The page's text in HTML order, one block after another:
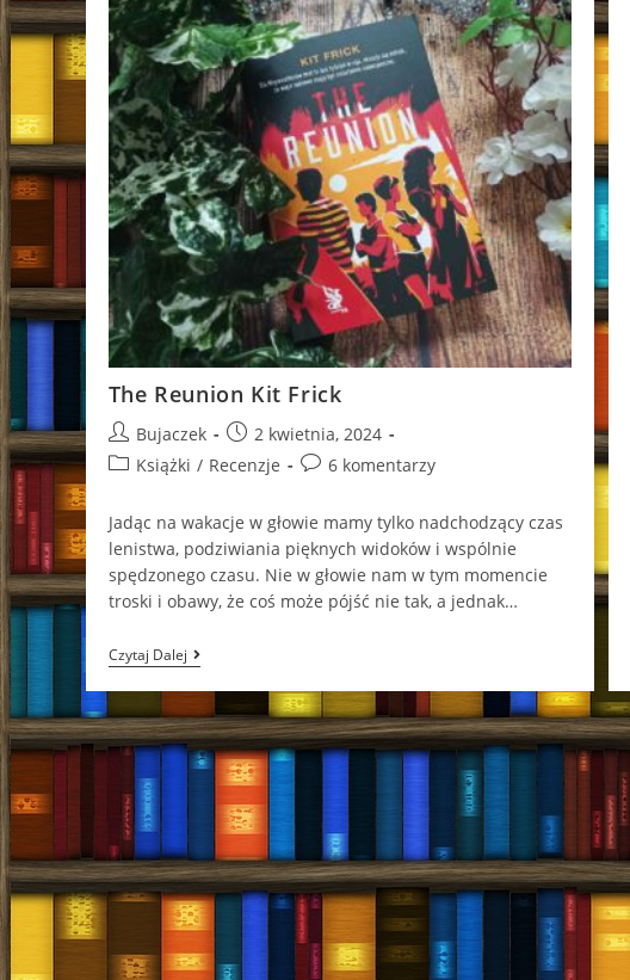
The Reunion Kit Frick
Post
author:
Bujaczek
Post
published:
2 kwietnia, 2024
PostKsiążki / Recenzje
Post6 komentarzy
Jadąc na wakacje w głowie mamy tylko nadchodzący czas
lenistwa, podziwiania pięknych widoków i wspólnie
spędzonego czasu. Nie w głowie nam w tym momencie
troski i obawy, że coś może pójść nie tak, a jednak…
Czytaj DalejThe
Reunion
Kit
Frick